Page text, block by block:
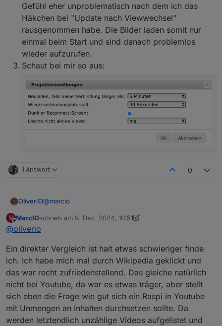
Wie sieht das bei dir aus (VIS >> Setup >>
Einstellungen)?
Gefühl eher unproblematisch nach dem ich das
Häkchen bei "Update nach Viewwechsel"
rausgenommen habe. Die Bilder laden somit nur
einmal beim Start und sind danach problemlos
wieder aufzurufen.
Schaut bei mir so aus:
1 Antwort 0
OliverIO@marcio
Was mich noch interessieren würde,
raspi Problem ist.
Wenn alles andere super läuft,
Dann könnte man von deinem raspi aus den iob mal
anpinselnd und die Latenz prüfen, nur um doch
netzprobleme auszuschließen.
Evtl zum Port? Warum hast du den Port des iob
angepasst? Ist normalerweise kein Problem aber wer
weiß. Von deinem anderen Rechner scheint es ja gut
zu laufen.
Dann kannst du auf deinen raspi mal top laufen lassen
um die Auslastung und speicherverbrauch mal zu
überwachen. Wer weiß was da sonst noch drauf läuft.
M
Offline
MarcIOschrieb am 9. Dez. 2024, 10:51
zuletzt editiert von MarcIO12. Sept. 2024, 13:56
@oliverio
Ein direkter Vergleich ist halt etwas schwieriger finde
ich. Ich habe mich mal durch Wikipedia geklickt und
das war recht zufriedenstellend. Das gleiche natürlich
nicht bei Youtube, da war es etwas träger, aber stellt
sich eben die Frage wie gut sich ein Raspi in Youtube
mit Unmengen an Inhalten durchsetzen sollte. Da
werden letztendlich unzählige Videos aufgelistet und